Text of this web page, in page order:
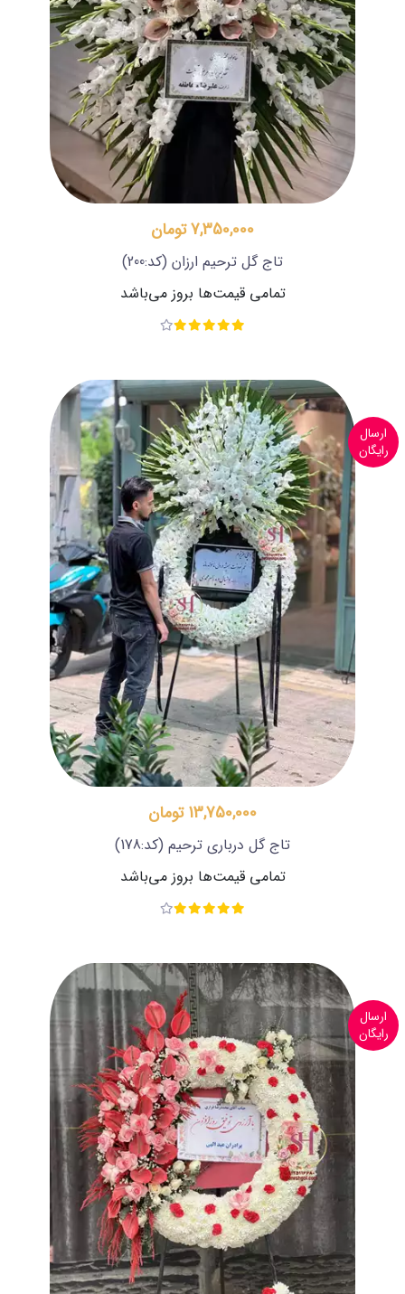
7,350,000 تومان
تاج گل ترحیم ارزان (کد:200)
تمامی قیمت‌ها بروز می‌باشد
ارسال
رایگان
13,750,000 تومان
تاج گل درباری ترحیم (کد:178)
تمامی قیمت‌ها بروز می‌باشد
ارسال
رایگان